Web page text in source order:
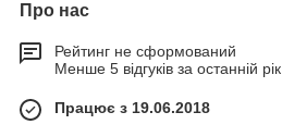
Про нас
Рейтинг не сформований
Менше 5 відгуків за останній рік
Працює з 19.06.2018